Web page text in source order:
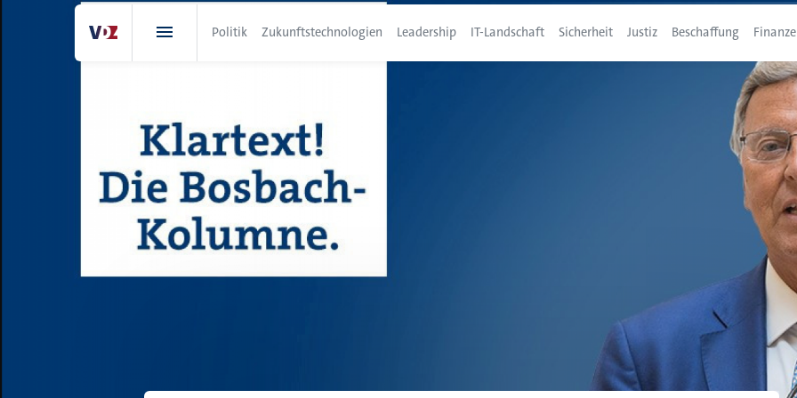
Politik Zukunftstechnologien Leadership IT-Landschaft Sicherheit Justiz Beschaffung